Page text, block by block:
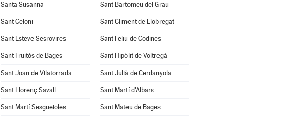
Santa Susanna Sant Bartomeu del Grau
Sant Celoni Sant Climent de Llobregat
Sant Esteve Sesrovires Sant Feliu de Codines
Sant Fruitós de Bages Sant Hipòlit de Voltregà
Sant Joan de Vilatorrada Sant Julià de Cerdanyola
Sant Llorenç Savall Sant Martí d'Albars
Sant Martí Sesgueioles Sant Mateu de Bages